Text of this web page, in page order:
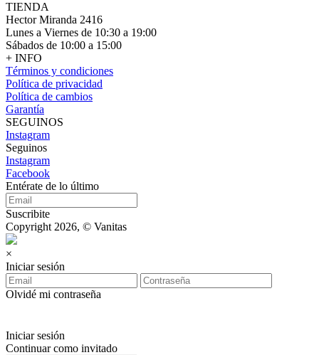
TIENDA
Hector Miranda 2416
Lunes a Viernes de 10:30 a 19:00
Sábados de 10:00 a 15:00
+ INFO
Términos y condiciones
Política de privacidad
Política de cambios
Garantía
SEGUINOS
Instagram
Seguinos
Instagram
Facebook
Entérate de lo último
Suscribite
Copyright 2026, © Vanitas
×
Iniciar sesión
Olvidé mi contraseña
Iniciar sesión
Continuar como invitado